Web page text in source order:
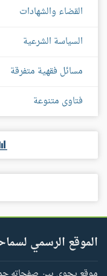
القضاء والشهادات
السياسة الشرعية
مسائل فقهية متفرقة
فتاوى متنوعة
الموقع الرسمي